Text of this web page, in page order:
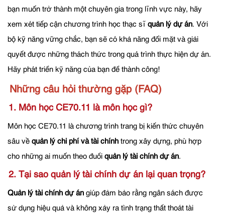
bạn muốn trở thành một chuyên gia trong lĩnh vực này, hãy
xem xét tiếp cận chương trình học thạc sĩ quản lý dự án. Với
bộ kỹ năng vững chắc, bạn sẽ có khả năng đối mặt và giải
quyết được những thách thức trong quá trình thực hiện dự án.
Hãy phát triển kỹ năng của bạn để thành công!
Những câu hỏi thường gặp (FAQ)
1. Môn học CE70.11 là môn học gì?
Môn học CE70.11 là chương trình trang bị kiến thức chuyên
sâu về quản lý chi phí và tài chính trong xây dựng, phù hợp
cho những ai muốn theo đuổi quản lý tài chính dự án.
2. Tại sao quản lý tài chính dự án lại quan trọng?
Quản lý tài chính dự án giúp đảm bảo rằng ngân sách được
sử dụng hiệu quả và không xảy ra tình trạng thất thoát tài